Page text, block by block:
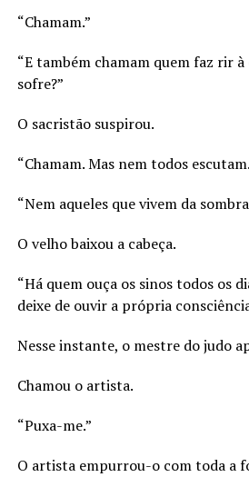
“Chamam.”
“E também chamam quem faz rir
sofre?”
O sacristão suspirou.
“Chamam. Mas nem todos
“Nem aqueles que vivem da
O velho baixou a cabeça.
“Há quem ouça os sinos todos os
deixe de ouvir a própria
Nesse instante, o mestre do judo
Chamou o artista.
“Puxa-me.”
O artista empurrou-o com toda a